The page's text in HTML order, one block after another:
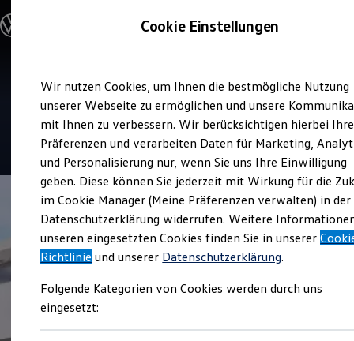
Hauptinhalt
springen
Footer
springen
Modelle & Konfigurator
Nutzfahrzeugkategorien entdecken
Modelle konfigurieren
Vorgängermodelle und Oldtimer
Vorgängermodelle
Oldtimer
Bulli Historie
Branchenlösungen & Gewerbekunden
Umbaulösungen und Hersteller finden
Auf- und Umbauten entdecken & konfigurieren
Groß- und Sonderkunden
Großkunden
Kommunen & Behörden
Journalisten
Sportvereine
Branchenlösungen
Gewerbliche Personenbeförderung
Service & mobile Werkstätten
Menschen mit Behinderung
Service
Schmidt + Koch
4.8| 20 Bewertungen
Cookie Einstellungen
Wir nutzen Cookies, um Ihnen die bestmögliche Nutzung
unserer Webseite zu ermöglichen und unsere
mit Ihnen zu verbessern. Wir berücksichtigen hierbei Ihre
Präferenzen und verarbeiten Daten für Marketing,
und Personalisierung nur, wenn Sie uns Ihre Einwilligung
geben. Diese können Sie jederzeit mit Wirkung für die
im Cookie Manager (Meine Präferenzen verwalten) in der
Datenschutzerklärung widerrufen. Weitere
unseren eingesetzten Cookies finden Sie in unserer
Richtlinie und unserer Datenschutzerklärung.
Folgende Kategorien von Cookies werden durch uns
eingesetzt: